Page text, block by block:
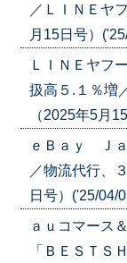
／ＬＩＮＥヤ
月15日号）
ＬＩＮＥヤフ
扱高５.１％増
（2025年5月
ｅＢａｙ Ｊ
／物流代行、
日号）('25/04/
ａｕコマース
「ＢＥＳＴＳ